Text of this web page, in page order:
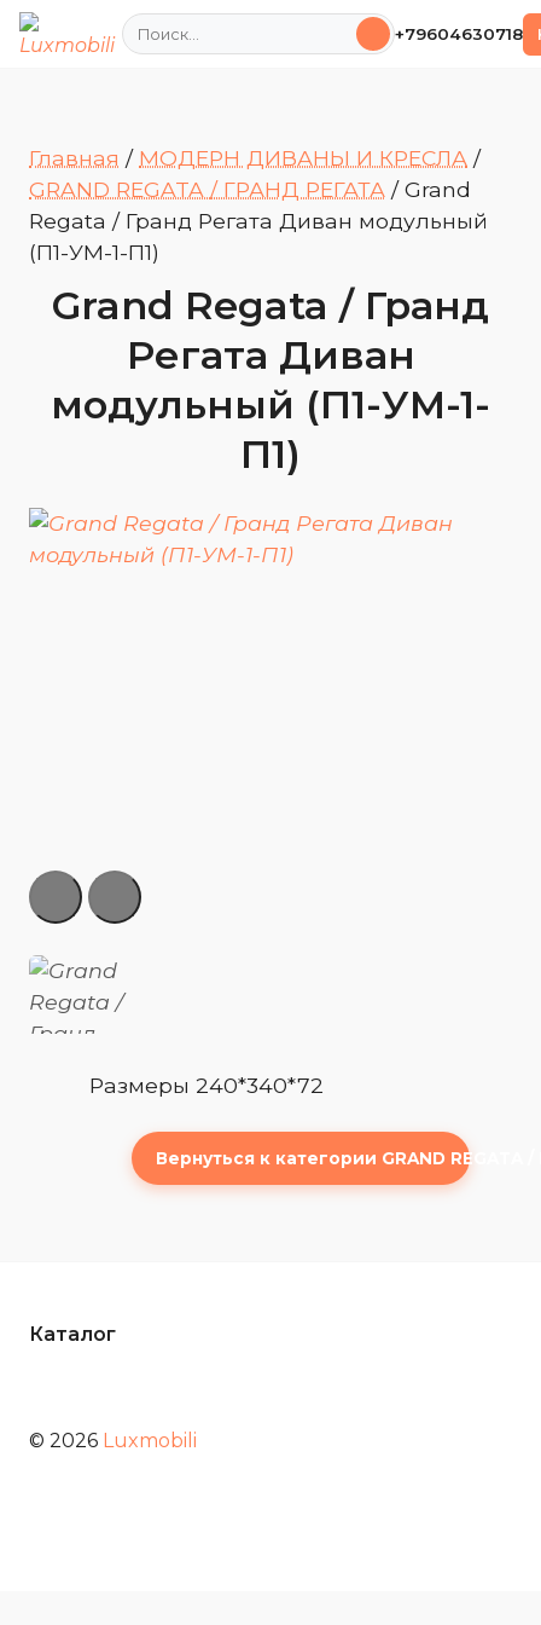
Поиск +79604630718
Главная / МОДЕРН ДИВАНЫ И КРЕСЛА /
GRAND REGATA / ГРАНД РЕГАТА /Grand
Regata / Гранд Регата Диван модульный
(П1-УМ-1-П1)
Grand Regata / Гранд
Регата Диван
модульный (П1-УМ-1-
П1)
Размеры 240*340*72
Вернуться к категории GRAND REGATA
Каталог
© 2026 Luxmobili